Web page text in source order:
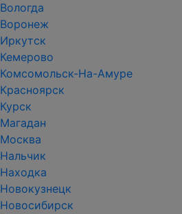
Вологда
Воронеж
Иркутск
Кемерово
Комсомольск-На-Амуре
Красноярск
Курск
Магадан
Москва
Нальчик
Находка
Новокузнецк
Новосибирск